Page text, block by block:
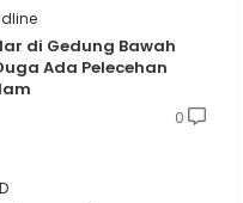
di Gedung Bawah
Ada Pelecehan
0